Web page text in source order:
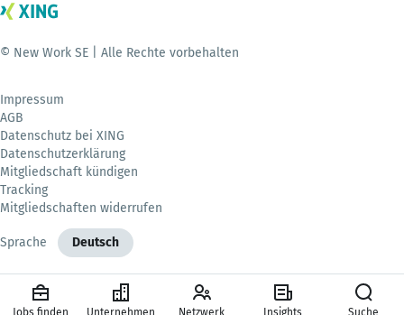
© New Work SE | Alle Rechte vorbehalten
Impressum
AGB
Datenschutz bei XING
Datenschutzerklärung
Mitgliedschaft kündigen
Tracking
Mitgliedschaften widerrufen
Sprache Deutsch
Jobs finden Unternehmen Netzwerk Insights Suche